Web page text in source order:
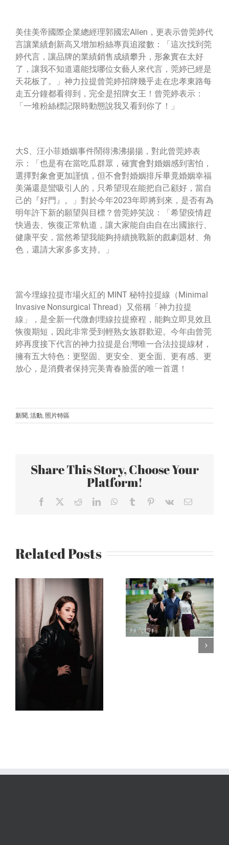
美佳美帝國際企業總經理郭國宏Allen，更表示曾莞婷代
言讓業績創新高又增加粉絲專頁追蹤數：「這次找到莞
婷代言，讓品牌的業績銷售成績攀升，形象實在太好
了，讓我不知道還能找哪位女藝人來代言，莞婷已經是
天花板了。」神力拉提曾莞婷招牌幾乎走在忠孝東路每
走五分鐘都看得到，完全是招牌女王！曾莞婷表示：
「一堆粉絲標記限時動態說我又看到你了！」
大S、汪小菲婚姻事件鬧得沸沸揚揚，對此曾莞婷表
示：「也是有在當吃瓜群眾，確實會對婚姻感到害怕，
選擇對象會更加謹慎，但不會對婚姻排斥畢竟婚姻幸福
美滿還是蠻吸引人的，只希望現在能把自己顧好，當自
己的『好門』。」對於今年2023年即將到來，是否有為
明年許下新的願望與目標？曾莞婷笑說：「希望疫情趕
快過去、恢復正常軌道，讓大家能自由自在出國旅行、
健康平安，當然希望我能夠持續挑戰新的戲劇題材、角
色，還請大家多多支持。
」
當今埋線拉提市場火紅的 MINT 秘特拉提線（Minimal
Invasive Nonsurgical Thread）又俗稱「神力拉提
線」，是全新一代微創埋線拉提療程，能夠立即見效且
恢復期短，因此非常受到輕熟女族群歡迎。今年由曾莞
婷再度接下代言的神力拉提是台灣唯一合法拉提線材，
擁有五大特色：更堅固、更安全、更全面、更有感、更
放心，是消費者保持完美青春臉蛋的唯一首選！
新聞, 活動, 照片特區
Share This Story, Choose Your
Platform!
Facebook RedditLinkedInWhatsApp
Tumblr Pinterest
Vk Email
Related Posts
《拜六禮
拜》評價好
員有創意、
不搞笑卻很
好笑：鍾欣
凌、丁寧、
孫淑媚大齡
閨蜜攜手下
半場人生、
第一集不小
心看哭了
Netflix原創
集《忘了我
記得》上線
48小時內直
衝榜一蟬聯
三日冠軍！
網皆大讚